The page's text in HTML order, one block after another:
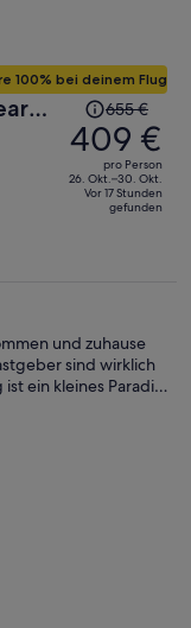
100% bei deinem Flug
Der
Preis
betrug
655 €,
jetzt
655 €
409 €
pro Person
26. Okt.–30. Okt.
Vor 17 Stunden
gefunden
und zuhause
sind wirklich
ausgestattet, was